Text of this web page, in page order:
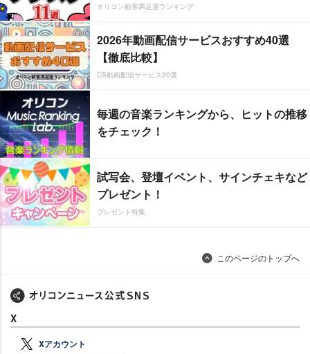
オリコン顧客満足度ランキング
2026年動画配信サービスおすすめ40選
【徹底比較】
CS動画配信サービス20選
毎週の音楽ランキングから、ヒットの推移
をチェック！
試写会、登壇イベント、サインチェキなど
プレゼント！
プレゼント特集
このページのトップへ
X
Xアカウント